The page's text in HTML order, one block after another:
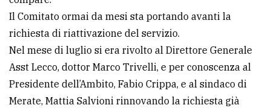
avanzata
LE
ALTRE
TESTATE
Il Comitato ormai da mesi sta portando avanti la
richiesta di riattivazione del servizio.
Nel mese di luglio si era rivolto al Direttore Generale
Asst Lecco, dottor Marco Trivelli, e per conoscenza al
Presidente dell’Ambito, Fabio Crippa, e al sindaco di
Merate, Mattia Salvioni rinnovando la richiesta già